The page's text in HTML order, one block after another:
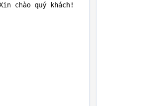
chào quý khách!